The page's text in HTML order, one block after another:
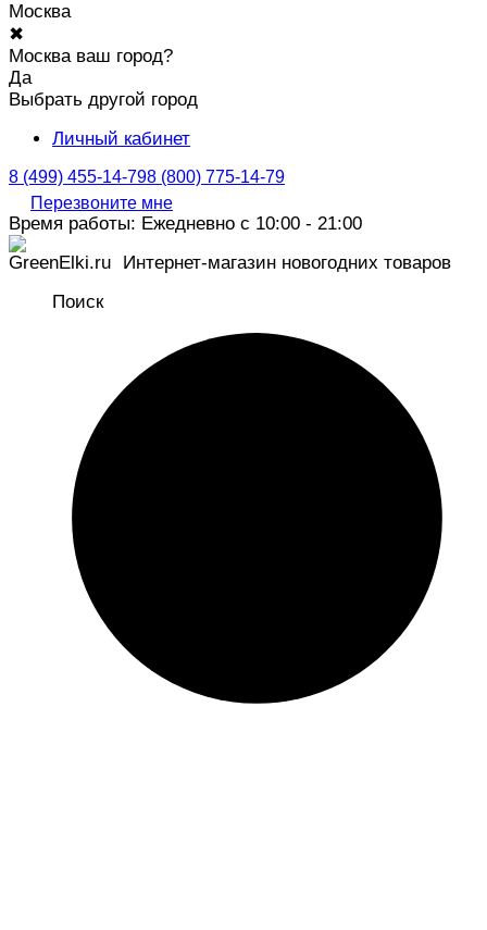
Москва
✖
Москва ваш город?
Да
Выбрать другой город
Личный кабинет
8 (499) 455-14-798 (800) 775-14-79
Перезвоните мне
Время работы: Ежедневно с 10:00 - 21:00
Интернет-магазин новогодних товаров
Поиск